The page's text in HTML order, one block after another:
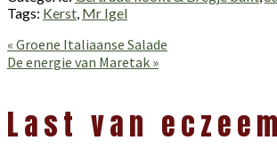
Tags: Kerst, Mr Igel
Vorig
bericht:
« Groene Italiaanse Salade
Volgend
De energie van Maretak »
Interacties
Last van